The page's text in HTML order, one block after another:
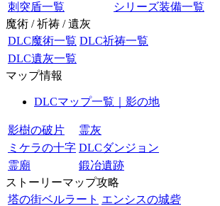
刺突盾一覧
シリーズ装備一覧
魔術 / 祈祷 / 遺灰
DLC魔術一覧 DLC祈祷一覧
DLC遺灰一覧
マップ情報
DLCマップ一覧｜影の地
影樹の破片
霊灰
ミケラの十字 DLCダンジョン
霊廟
鍛冶遺跡
ストーリーマップ攻略
塔の街ベルラート エンシスの城砦